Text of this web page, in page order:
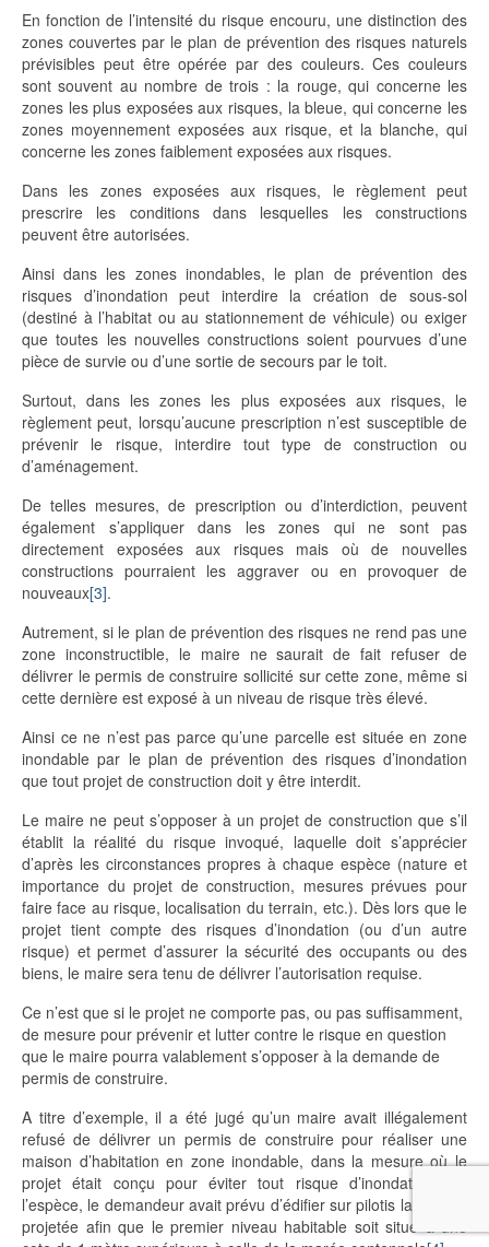
En fonction de l’intensité du risque encouru, une distinction des
zones couvertes par le plan de prévention des risques naturels
prévisibles peut être opérée par des couleurs. Ces couleurs
sont souvent au nombre de trois : la rouge, qui concerne les
zones les plus exposées aux risques, la bleue, qui concerne les
zones moyennement exposées aux risque, et la blanche, qui
concerne les zones faiblement exposées aux risques.
Dans les zones exposées aux risques, le règlement peut
prescrire les conditions dans lesquelles les constructions
peuvent être autorisées.
Ainsi dans les zones inondables, le plan de prévention des
risques d’inondation peut interdire la création de sous-sol
(destiné à l’habitat ou au stationnement de véhicule) ou exiger
que toutes les nouvelles constructions soient pourvues d’une
pièce de survie ou d’une sortie de secours par le toit.
Surtout, dans les zones les plus exposées aux risques, le
règlement peut, lorsqu’aucune prescription n’est susceptible de
prévenir le risque, interdire tout type de construction ou
d’aménagement.
De telles mesures, de prescription ou d’interdiction, peuvent
également s’appliquer dans les zones qui ne sont pas
directement exposées aux risques mais où de nouvelles
constructions pourraient les aggraver ou en provoquer de
nouveaux[3].
Autrement, si le plan de prévention des risques ne rend pas une
zone inconstructible, le maire ne saurait de fait refuser de
délivrer le permis de construire sollicité sur cette zone, même si
cette dernière est exposé à un niveau de risque très élevé.
Ainsi ce ne n’est pas parce qu’une parcelle est située en zone
inondable par le plan de prévention des risques d’inondation
que tout projet de construction doit y être interdit.
Le maire ne peut s’opposer à un projet de construction que s’il
établit la réalité du risque invoqué, laquelle doit s’apprécier
d’après les circonstances propres à chaque espèce (nature et
importance du projet de construction, mesures prévues pour
faire face au risque, localisation du terrain, etc.). Dès lors que le
projet tient compte des risques d’inondation (ou d’un autre
risque) et permet d’assurer la sécurité des occupants ou des
biens, le maire sera tenu de délivrer l’autorisation requise.
Ce n’est que si le projet ne comporte pas, ou pas suffisamment,
de mesure pour prévenir et lutter contre le risque en question
que le maire pourra valablement s’opposer à la demande de
permis de construire.
A titre d’exemple, il a été jugé qu’un maire avait illégalement
refusé de délivrer un permis de construire pour réaliser une
maison d’habitation en zone inondable, dans la mesure où le
projet était conçu pour éviter tout risque d’inondation. En
l’espèce, le demandeur avait prévu d’édifier sur pilotis la maison
projetée afin que le premier niveau habitable soit situé à une